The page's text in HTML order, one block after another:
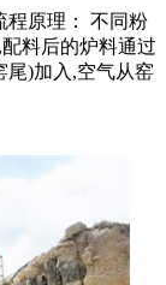
程原理： 不同粉
料后的炉料通过
尾)加入,空气从窑